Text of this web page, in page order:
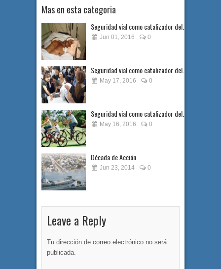
Mas en esta categoria
Seguridad vial como catalizador del...
Jun 01, 2016 0
Seguridad vial como catalizador del...
May 17, 2016 0
Seguridad vial como catalizador del...
May 16, 2016 0
Década de Acción
Jun 23, 2014 0
Leave a Reply
Tu dirección de correo electrónico no será
publicada.